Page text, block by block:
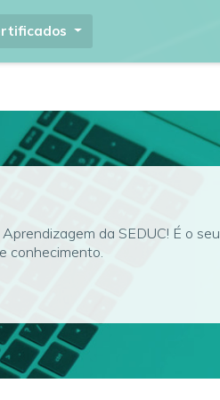
da SEDUC! É o seu
conhecimento.